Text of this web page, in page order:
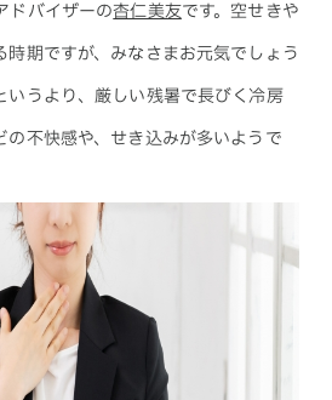
ドバイザーの杏仁美友です。空せきや
時期ですが、みなさまお元気でしょう
いうより、厳しい残暑で長びく冷房
の不快感や、せき込みが多いようで